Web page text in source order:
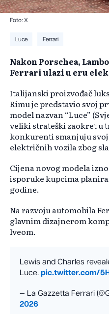
Foto: X
Luce Ferrari
Nakon Porschea,
Ferrari ulazi u eru
Italijanski proizvođač
Rimu je predstavio svoj
model nazvan “Luce”
veliki strateški zaokret u
konkurenti smanjuju
električnih vozila zbog
Cijena novog modela
isporuke kupcima
godine.
Na razvoju automobila
glavnim dizajnerom
Iveom.
Lewis and Charles
Luce. pic.twitter.com/
— La Gazzetta Ferrari
2026